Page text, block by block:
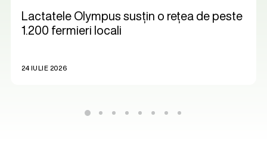
Lactatele Olympus susțin o rețea de peste
1.200 fermieri locali
24 IULIE 2026